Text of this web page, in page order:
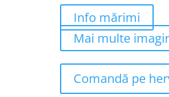
Info mărimi
Mai multe
Comandă pe